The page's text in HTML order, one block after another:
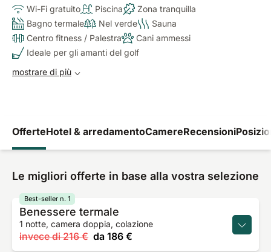
naturale.
Wi-Fi gratuito Piscina
Zona tranquilla
Bagno termale
Nel verde
Sauna
Centro fitness / Palestra
Cani ammessi
Ideale per gli amanti del golf
mostrare di più
OfferteHotel & arredamentoCamereRecensioni
Le migliori offerte in base alla vostra selezione
Benessere termale
1 notte, camera doppia, colazione
invece di 216 € da 186 €
Best-seller n. 1